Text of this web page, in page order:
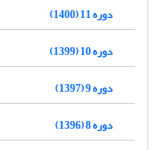
دوره 11 (1400)
دوره 10 (1399)
دوره 9 (1397)
دوره 8 (1396)